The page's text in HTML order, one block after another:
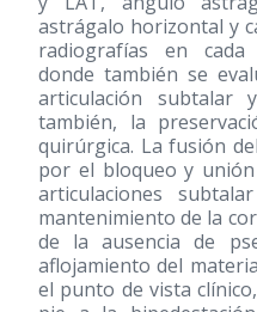
astrágalo horizontal y
radiografías en
donde también se
articulación subtalar
también, la
quirúrgica. La fusión
por el bloqueo y
articulaciones
mantenimiento de la
de la ausencia de
aflojamiento del
el punto de vista